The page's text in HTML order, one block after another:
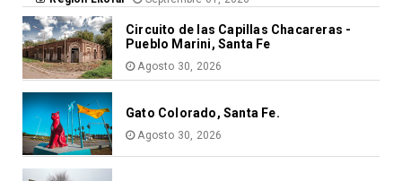
Circuito de las Capillas Chacareras -
Pueblo Marini, Santa Fe
Agosto 30, 2026
Gato Colorado, Santa Fe.
Agosto 30, 2026